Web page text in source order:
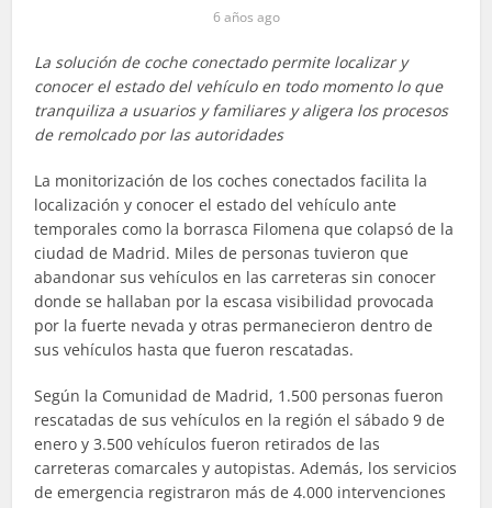
6 años ago
La solución de coche conectado permite localizar y
conocer el estado del vehículo en todo momento lo que
tranquiliza a usuarios y familiares y aligera los procesos
de remolcado por las autoridades
La monitorización de los coches conectados facilita la
localización y conocer el estado del vehículo ante
temporales como la borrasca Filomena que colapsó de la
ciudad de Madrid. Miles de personas tuvieron que
abandonar sus vehículos en las carreteras sin conocer
donde se hallaban por la escasa visibilidad provocada
por la fuerte nevada y otras permanecieron dentro de
sus vehículos hasta que fueron rescatadas.
Según la Comunidad de Madrid, 1.500 personas fueron
rescatadas de sus vehículos en la región el sábado 9 de
enero y 3.500 vehículos fueron retirados de las
carreteras comarcales y autopistas. Además, los servicios
de emergencia registraron más de 4.000 intervenciones